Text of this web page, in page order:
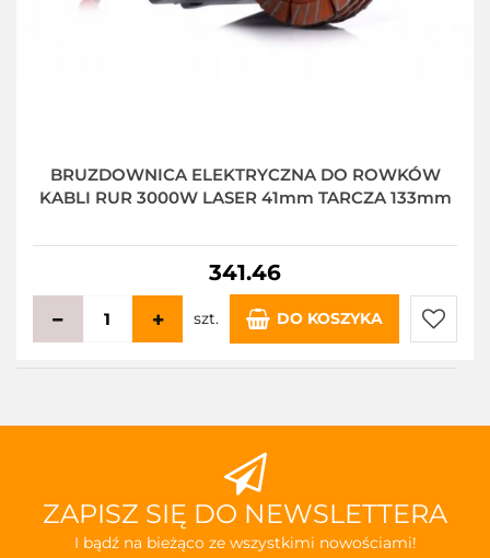
BRUZDOWNICA ELEKTRYCZNA DO ROWKÓW
KABLI RUR 3000W LASER 41mm TARCZA 133mm
341.46
szt. DO KOSZYKA
Do
ZAPISZ SIĘ DO NEWSLETTERA
I bądź na bieżąco ze wszystkimi nowościami!